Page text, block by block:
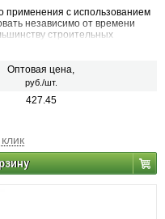
применения с использованием
независимо от времени
строительных
Оптовая цена,
руб./шт.
427.45